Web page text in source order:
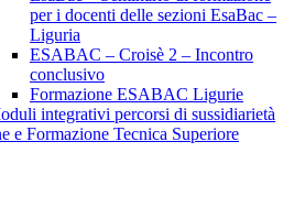
per i docenti delle sezioni EsaBac –
Liguria
ESABAC – Croisè 2 – Incontro
conclusivo
Formazione ESABAC Ligurie
integrativi percorsi di sussidiarietà
e Formazione Tecnica Superiore